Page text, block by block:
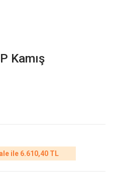
Kamış
ile 6.610,40 TL